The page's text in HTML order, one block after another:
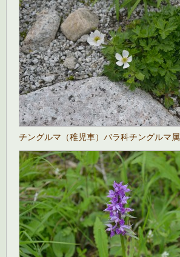
チングルマ（稚児車）バラ科チングルマ属